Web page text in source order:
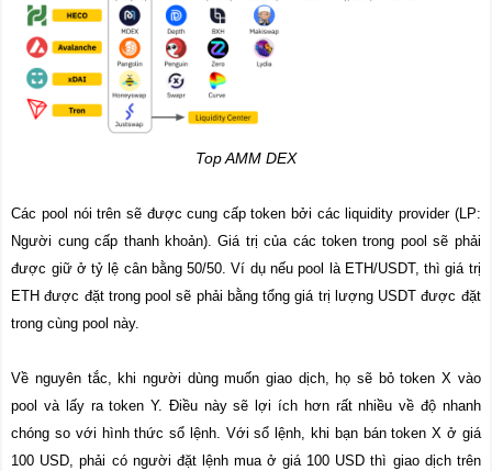
Top AMM DEX
Các pool nói trên sẽ được cung cấp token bởi các liquidity provider (LP:
Người cung cấp thanh khoản). Giá trị của các token trong pool sẽ phải
được giữ ở tỷ lệ cân bằng 50/50. Ví dụ nếu pool là ETH/USDT, thì giá trị
ETH được đặt trong pool sẽ phải bằng tổng giá trị lượng USDT được đặt
trong cùng pool này.
Về nguyên tắc, khi người dùng muốn giao dịch, họ sẽ bỏ token X vào
pool và lấy ra token Y. Điều này sẽ lợi ích hơn rất nhiều về độ nhanh
chóng so với hình thức sổ lệnh. Với sổ lệnh, khi bạn bán token X ở giá
100 USD, phải có người đặt lệnh mua ở giá 100 USD thì giao dịch trên